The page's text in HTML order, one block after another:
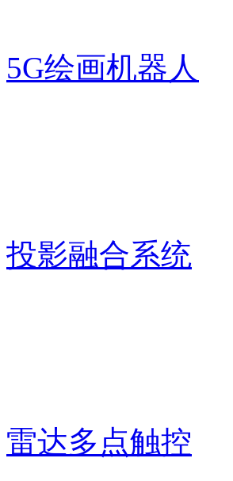
5G绘画机器人
投影融合系统
雷达多点触控